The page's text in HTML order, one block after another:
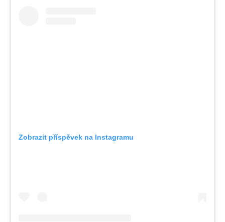
Zobrazit příspěvek na Instagramu